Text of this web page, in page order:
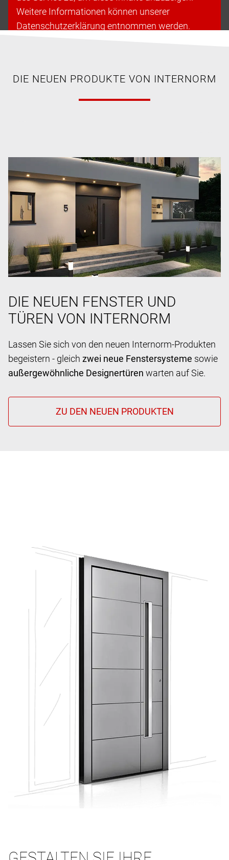
Weitere Informationen können unserer
Datenschutzerklärung entnommen werden.
DIE NEUEN PRODUKTE VON INTERNORM
DIE NEUEN FENSTER UND
TÜREN VON INTERNORM
Lassen Sie sich von den neuen Internorm-Produkten
begeistern - gleich zwei neue Fenstersysteme sowie
außergewöhnliche Designertüren warten auf Sie.